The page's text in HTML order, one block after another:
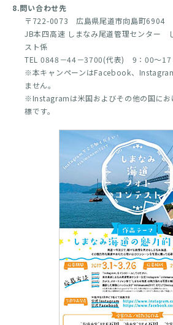
8.問い合わせ先
〒722-0073 広島県尾道市向島町6904
JB本四高速 しまなみ尾道管理センター
スト係
TEL 0848－44－3700(代表) 9：00～17
※本キャンペーンはFacebook、
ません。
※Instagramは米国およびその他の国に
標です。